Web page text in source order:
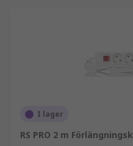
I lager
RS PRO 2 m